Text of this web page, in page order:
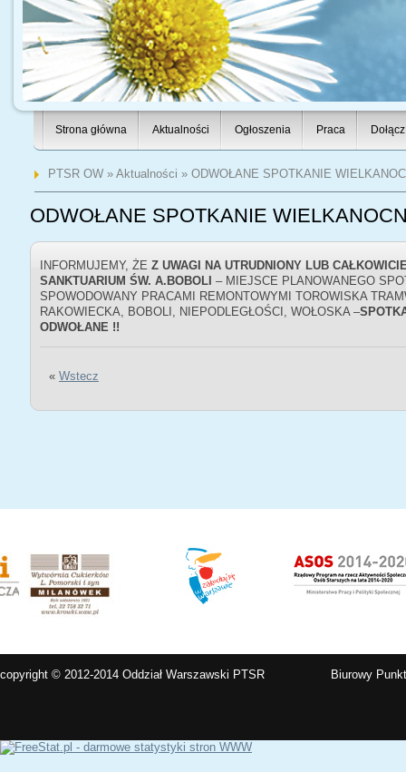
Strona główna Aktualności Ogłoszenia Praca
PTSR OW» Aktualności » ODWOŁANE SPOTKANIE
ODWOŁANE SPOTKANIE
INFORMUJEMY, ŻE Z UWAGI NA UTRUDNIONY LUB
SANKTUARIUM ŚW. A.BOBOLI – MIEJSCE PLANOWANEGO
SPOWODOWANY PRACAMI REMONTOWYMI TOROWISKA
RAKOWIECKA, BOBOLI, NIEPODLEGŁOŚCI, WOŁOSKA –
ODWOŁANE !!
« Wstecz
copyright © 2012-2014 Oddział Warszawski PTSR Biurowy